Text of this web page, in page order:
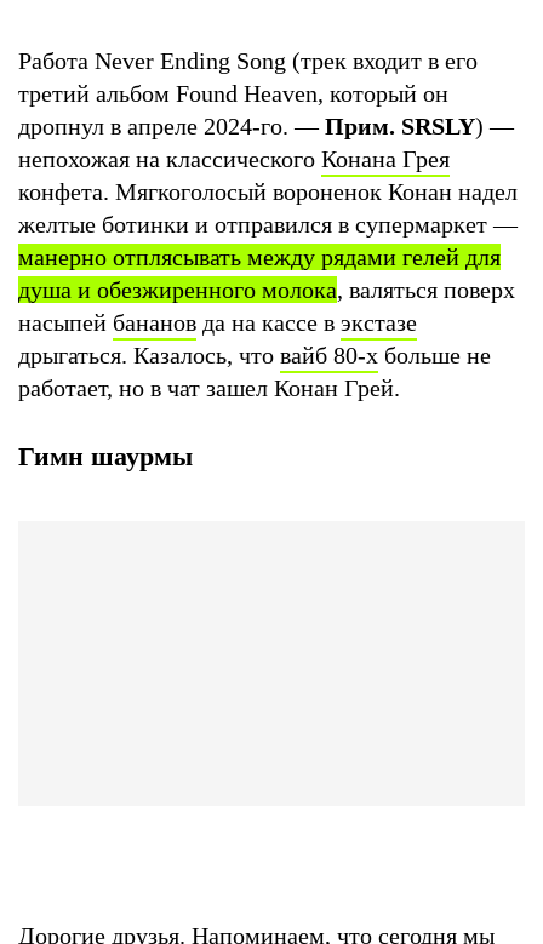
Работа Never Ending Song (трек входит в его
третий альбом Found Heaven, который он
дропнул в апреле 2024-го. —Прим. SRSLY) —
непохожая на классического Конана Грея
конфета. Мягкоголосый вороненок Конан надел
желтые ботинки и отправился в супермаркет —
манерно отплясывать между рядами гелей для
душа и обезжиренного молока, валяться поверх
насыпей бананов да на кассе в экстазе
дрыгаться. Казалось, что вайб 80-х больше не
работает, но в чат зашел Конан Грей.
Гимн шаурмы
Дорогие друзья. Напоминаем, что сегодня мы